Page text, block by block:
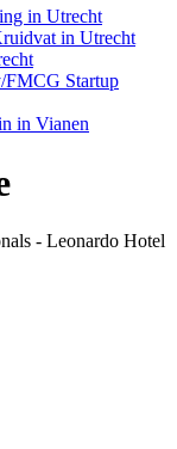
in Utrecht
in Utrecht
FMCG Startup
in Vianen
- Leonardo Hotel